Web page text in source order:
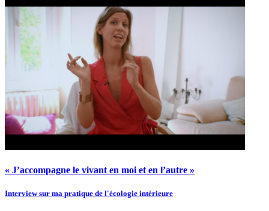
« J’accompagne le vivant en moi et en l’autre »
Interview sur ma pratique de l'écologie intérieure